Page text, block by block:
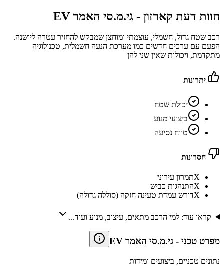
חוות דעת קארזון - גי.מ.סי האמר EV
רכב שטח גדול, חשמלי, עוצמתי ומוחצן שמבקש להחזיר עטרה ליושנה.
הפעם עם ערכים חדשים כמו מערכת הנעה חשמלית, טכנולוגיה
מתקדמת, ויכולות שאין שני להן
יתרונות
יכולת שטח
ביצועי מנוע
טווח נסיעה
חסרונות
Xתמרון עירוני
Xהתנהגות כביש
Xדורש עמדת טעינה חזקה (סוללה גדולה)
קראו עוד: למי הרכב מתאים, עיצוב, מנוע ועוד...
מפרט טכני - גי.מ.סי האמר EV
נתונים טכניים, ביצועים ומידות